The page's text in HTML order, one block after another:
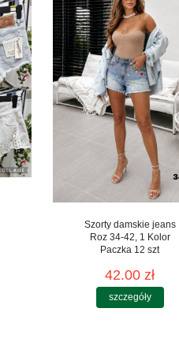
Szorty damskie jeans
Roz 34-42, 1 Kolor
Paczka 12 szt
42.00 zł
szczegóły